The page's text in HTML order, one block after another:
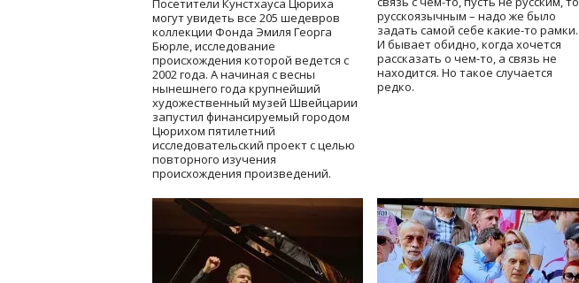
Посетители Кунстхауса Цюриха
могут увидеть все 205 шедевров
коллекции Фонда Эмиля Георга
Бюрле, исследование
происхождения которой ведется с
2002 года. А начиная с весны
нынешнего года крупнейший
художественный музей Швейцарии
запустил финансируемый городом
Цюрихом пятилетний
исследовательский проект с целью
повторного изучения
происхождения произведений.
русскоязычным – надо же было
задать самой себе какие-то рамки.
И бывает обидно, когда хочется
рассказать о чем-то, а связь не
находится. Но такое случается
редко.